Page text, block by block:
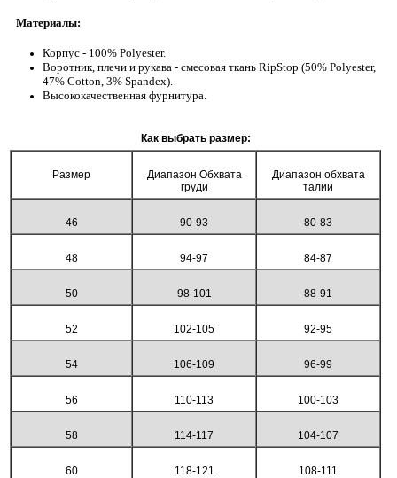
Материалы:
Корпус - 100% Polyester.
Воротник, плечи и рукава - смесовая ткань RipStop (50% Polyester,
47% Cotton, 3% Spandex).
Высококачественная фурнитура.
Как выбрать размер:
Размер
Диапазон Обхвата
груди
Диапазон обхвата
талии
46 90-93 80-83
48 94-97 84-87
50 98-101 88-91
52 102-105 92-95
54 106-109 96-99
56 110-113 100-103
58 114-117 104-107
60 118-121 108-111